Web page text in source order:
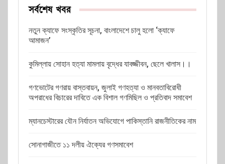
সর্বশেষ খবর
নতুন ক্যাফে সংস্কৃতির সূচনা, বাংলাদেশে চালু হলো ‘ক্যাফে
আমাজন’
কুমিল্লায় সোহান হত্যা মামলায় বৃদ্ধের যাবজ্জীবন, ছেলে খালাস।।
গণভোটের গণরায় বাস্তবায়ন, জুলাই গণহত্যা ও মানবতাবিরোধী
অপরাধের বিচারের দাবিতে এক বিশাল গণমিছিল ও প্রতিবাদ সমাবেশ
ম্যানচেস্টারের যৌন নির্যাতন অভিযোগে পাকিস্তানি রাজনীতিকের নাম
সোনাগাজীতে ১১ দলীয় ঐক্যের গণসমাবেশ